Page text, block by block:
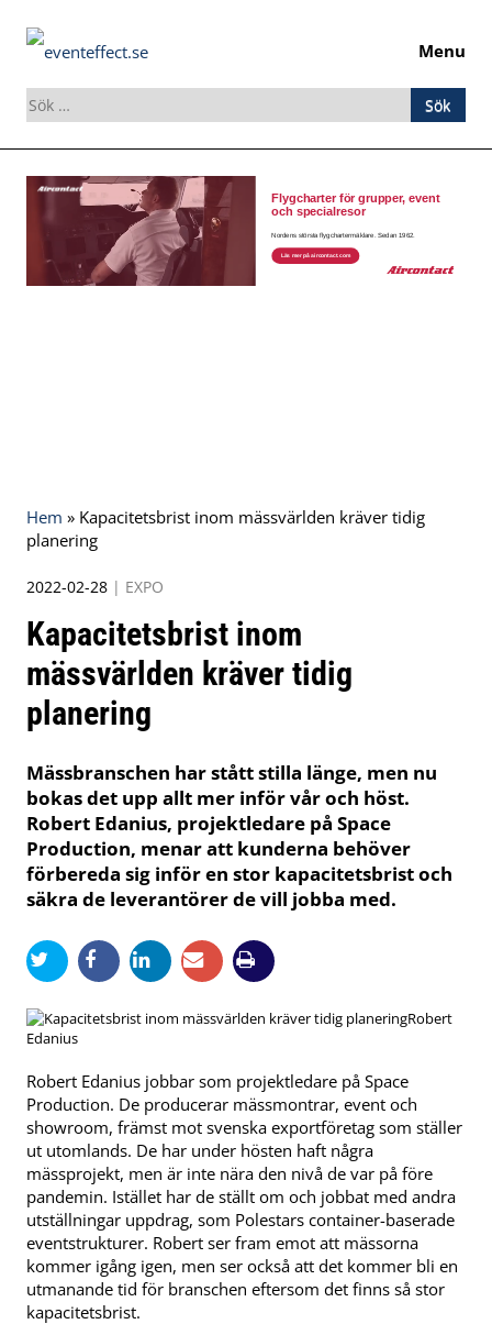
Menu
Sök
efter:
Skip
content
Hem » Kapacitetsbrist inom mässvärlden kräver tidig
planering
2022-02-28 | EXPO
Kapacitetsbrist inom
mässvärlden kräver tidig
planering
Mässbranschen har stått stilla länge, men nu
bokas det upp allt mer inför vår och höst.
Robert Edanius, projektledare på Space
Production, menar att kunderna behöver
förbereda sig inför en stor kapacitetsbrist och
säkra de leverantörer de vill jobba med.
Robert
Edanius
Robert Edanius jobbar som projektledare på Space
Production. De producerar mässmontrar, event och
showroom, främst mot svenska exportföretag som ställer
ut utomlands. De har under hösten haft några
mässprojekt, men är inte nära den nivå de var på före
pandemin. Istället har de ställt om och jobbat med andra
utställningar uppdrag, som Polestars container-baserade
eventstrukturer. Robert ser fram emot att mässorna
kommer igång igen, men ser också att det kommer bli en
utmanande tid för branschen eftersom det finns så stor
kapacitetsbrist.